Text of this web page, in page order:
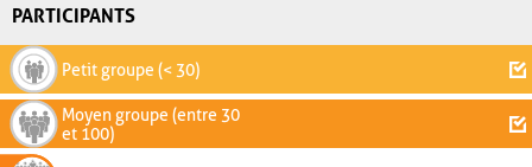
PARTICIPANTS
Petit groupe (< 30)
Moyen groupe (entre 30
et 100)